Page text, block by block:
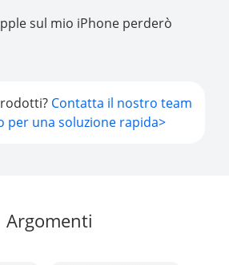
sul mio iPhone perderò
Contatta il nostro team
per una soluzione rapida>
Argomenti